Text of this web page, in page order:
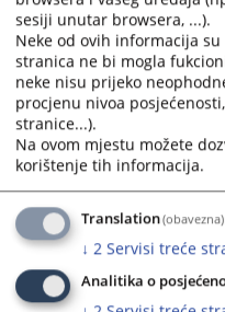
519
sesiji unutar browsera, ...).
Neke od ovih informacija
stranica ne bi mogla
neke nisu prijeko
procjenu nivoa
stranice...).
Na ovom mjestu možete
korištenje tih informacija.
Translation(obavezna)
↓ 2 Servisi treće
Analitika o